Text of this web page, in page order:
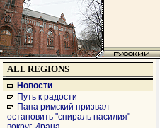
ALL REGIONS
Новости
Путь к радости
Папа римский призвал
остановить "спираль насилия"